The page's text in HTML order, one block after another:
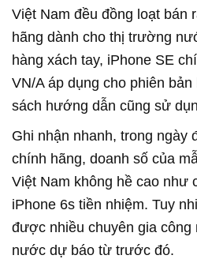
Việt Nam đều đồng loạt bán
hãng dành cho thị trường
hàng xách tay, iPhone SE
VN/A áp dụng cho phiên
sách hướng dẫn cũng sử
Ghi nhận nhanh, trong ngày
chính hãng, doanh số của
Việt Nam không hề cao như
iPhone 6s tiền nhiệm. Tuy
được nhiều chuyên gia công
nước dự báo từ trước đó.